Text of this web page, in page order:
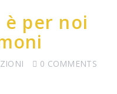
per noi
0 COMMENTS